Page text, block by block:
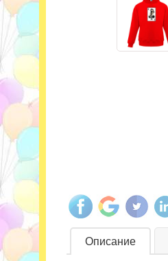
Описание